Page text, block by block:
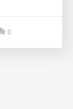
0